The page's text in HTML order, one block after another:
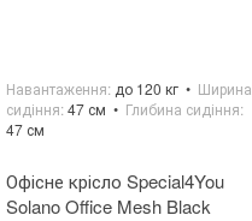
Офісне крісло Special4You
Solano Office Mesh Black
Навантаження до 120 кг
Ширина
сидіння 47 см
Глибина сидіння
47 см